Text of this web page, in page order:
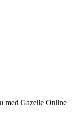
med Gazelle Online